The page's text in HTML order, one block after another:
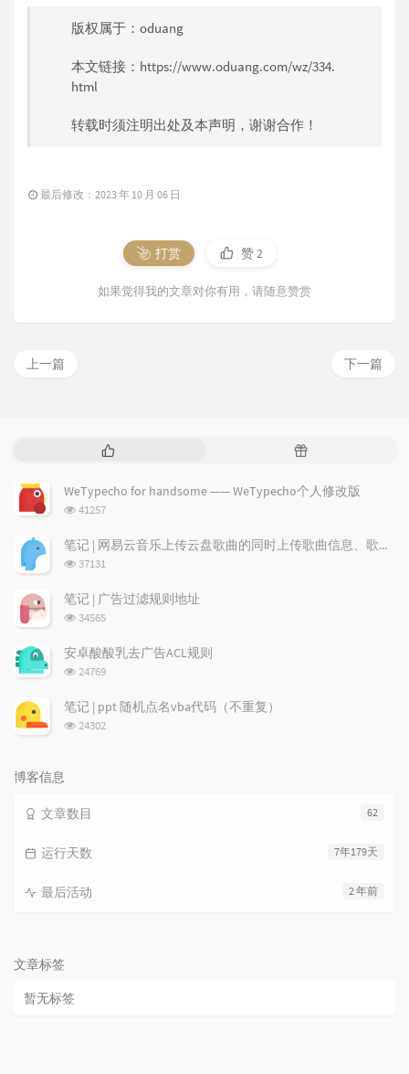
版权属于：oduang
本文链接： https://www.oduang.com/wz/334.
html
转载时须注明出处及本声明，谢谢合作！
最后修改：2023 年 10 月 06 日
打赏 赞2
如果觉得我的文章对你有用，请随意赞赏
下一篇
上一篇
文
随
文
WeTypecho for handsome —— WeTypecho个人修改版
浏
次
数:
41257
笔记 | 网易云音乐上传云盘歌曲的同时上传歌曲信息、歌词及专辑图
浏
次
数:
37131
笔记 | 广告过滤规则地址
浏
次
数:
34565
安卓酸酸乳去广告ACL规则
浏
次
数:
24769
笔记 | ppt 随机点名vba代码（不重复）
浏
24302
博客信息
62
文章数目
7年179天
运行天数
2 年前
最后活动
文章标签
暂无标签